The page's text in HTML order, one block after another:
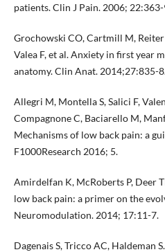
patients. Clin J Pain. 2006;
Grochowski CO, Cartmill M, Reiter
Valea F, et al. Anxiety in first year
anatomy. Clin Anat. 2014;27:835-
Allegri M, Montella S, Salici F,
Compagnone C, Baciarello M,
Mechanisms of low back pain: a
F1000Research 2016; 5.
Amirdelfan K, McRoberts P, Deer
low back pain: a primer on the
Neuromodulation. 2014; 17:11-7.
Dagenais S, Tricco AC, Haldeman